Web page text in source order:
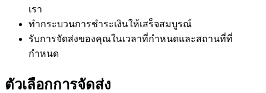
เรา
ทำกระบวนการชำระเงินให้เสร็จสมบูรณ์
รับการจัดส่งของคุณในเวลาที่กำหนดและสถานที่ที่
กำหนด
ตัวเลือกการจัดส่ง